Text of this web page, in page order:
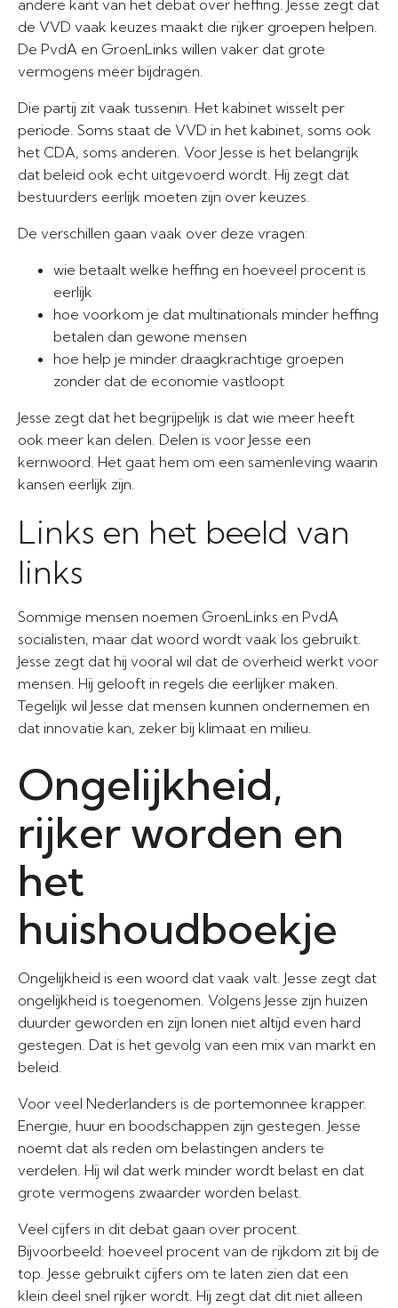
andere kant van het debat over heffing. Jesse zegt dat
de VVD vaak keuzes maakt die rijker groepen helpen.
De PvdA en GroenLinks willen vaker dat grote
vermogens meer bijdragen.
Die partij zit vaak tussenin. Het kabinet wisselt per
periode. Soms staat de VVD in het kabinet, soms ook
het CDA, soms anderen. Voor Jesse is het belangrijk
dat beleid ook echt uitgevoerd wordt. Hij zegt dat
bestuurders eerlijk moeten zijn over keuzes.
De verschillen gaan vaak over deze vragen:
wie betaalt welke heffing en hoeveel procent is
eerlijk
hoe voorkom je dat multinationals minder heffing
betalen dan gewone mensen
hoe help je minder draagkrachtige groepen
zonder dat de economie vastloopt
Jesse zegt dat het begrijpelijk is dat wie meer heeft
ook meer kan delen. Delen is voor Jesse een
kernwoord. Het gaat hem om een samenleving waarin
kansen eerlijk zijn.
Links en het beeld van
links
Sommige mensen noemen GroenLinks en PvdA
socialisten, maar dat woord wordt vaak los gebruikt.
Jesse zegt dat hij vooral wil dat de overheid werkt voor
mensen. Hij gelooft in regels die eerlijker maken.
Tegelijk wil Jesse dat mensen kunnen ondernemen en
dat innovatie kan, zeker bij klimaat en milieu.
Ongelijkheid,
rijker worden en
het
huishoudboekje
Ongelijkheid is een woord dat vaak valt. Jesse zegt dat
ongelijkheid is toegenomen. Volgens Jesse zijn huizen
duurder geworden en zijn lonen niet altijd even hard
gestegen. Dat is het gevolg van een mix van markt en
beleid.
Voor veel Nederlanders is de portemonnee krapper.
Energie, huur en boodschappen zijn gestegen. Jesse
noemt dat als reden om belastingen anders te
verdelen. Hij wil dat werk minder wordt belast en dat
grote vermogens zwaarder worden belast.
Veel cijfers in dit debat gaan over procent.
Bijvoorbeeld: hoeveel procent van de rijkdom zit bij de
top. Jesse gebruikt cijfers om te laten zien dat een
klein deel snel rijker wordt. Hij zegt dat dit niet alleen